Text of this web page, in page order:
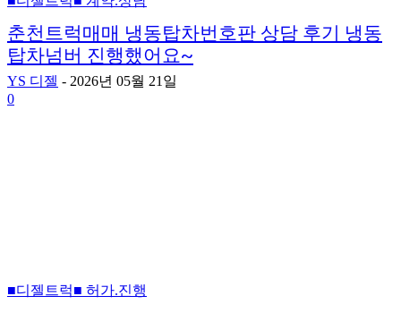
춘천트럭매매 냉동탑차번호판 상담 후기 냉동
탑차넘버 진행했어요~
YS 디젤 - 2026년 05월 21일
0
■디젤트럭■ 허가.진행